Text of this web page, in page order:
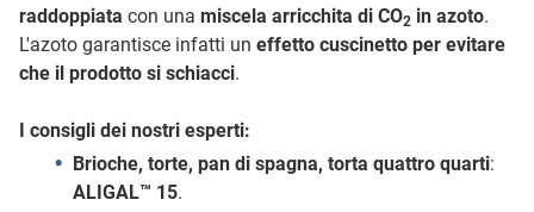
raddoppiata con una miscela arricchita di CO2 in azoto.
L'azoto garantisce infatti un effetto cuscinetto per evitare
che il prodotto si schiacci.
I consigli dei nostri esperti:
Brioche, torte, pan di spagna, torta quattro quarti:
ALIGAL™ 15.